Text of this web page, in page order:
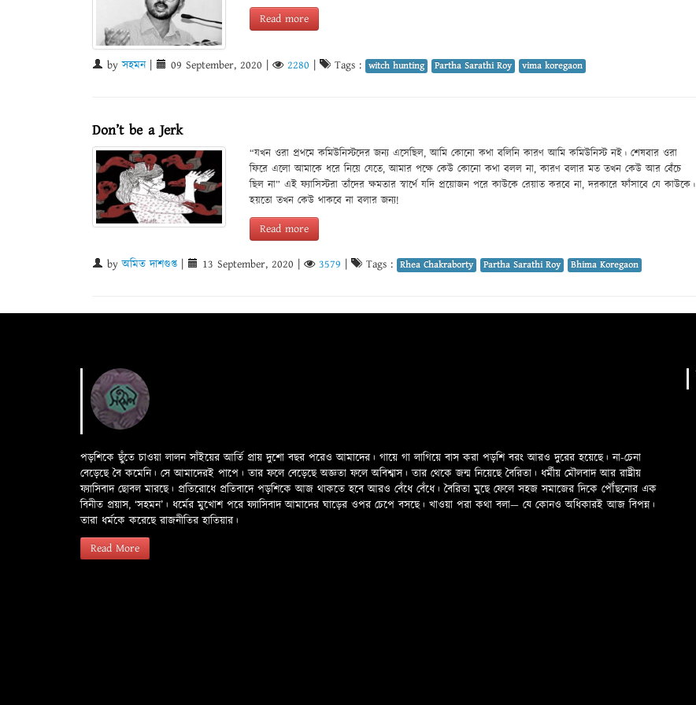
Read more
byসহমন| 09 September, 2020 | 2280 | Tags : witch hunting Partha Sarathi Roy vima koregaon
Don’t be a Jerk
“যখন ওরা প্রথমে কমিউনিস্টদের জন্য এসেছিল, আমি কোনো কথা বলিনি কারণ আমি কমিউনিস্ট নই। শেষবার ওরা
ফিরে এলো আমাকে ধরে নিয়ে যেতে, আমার পক্ষে কেউ কোনো কথা বলল না, কারণ বলার মত তখন কেউ আর বেঁচে
ছিল না” এই ফ্যাসিস্টরা তাঁদের ক্ষমতার স্বার্থে যদি প্রয়োজন পরে কাউকে রেয়াত করবে না, দরকারে ফাঁসাবে যে কাউকে।
হয়তো তখন কেউ থাকবে না বলার জন্য!
Read more
byঅমিত দাশগুপ্ত | 13 September, 2020 | 3579 | Tags : Rhea Chakraborty Partha Sarathi Roy Bhima Koregaon
পড়শিকে ছুঁতে চাওয়া লালন সাঁইয়ের আর্তি প্রায় দুশো বছর পরেও আমাদের। গায়ে গা লাগিয়ে বাস করা পড়শি বরং আরও দুরের হয়েছে। না-চেনা
বেড়েছে বৈ কমেনি। সে আমাদেরই পাপে। তার ফলে বেড়েছে অজ্ঞতা ফলে অবিশ্বাস। তার থেকে জন্ম নিয়েছে বৈরিতা। ধর্মীয় মৌলবাদ আর রাষ্ট্রীয়
ফ্যাসিবাদ ছোবল মারছে। প্রতিরোধে প্রতিবাদে পড়শিকে আজ থাকতে হবে আরও বেঁধে বেঁধে। বৈরিতা মুছে ফেলে সহজ সমাজের দিকে পৌঁছনোর এক
বিনীত প্রয়াস, ‘সহমন’। ধর্মের মুখোশ পরে ফ্যাসিবাদ আমাদের ঘাড়ের ওপর চেপে বসছে। খাওয়া পরা কথা বলা—­­ যে কোনও অধিকারই আজ বিপন্ন।
তারা ধর্মকে করেছে রাজনীতির হাতিয়ার।
Read More